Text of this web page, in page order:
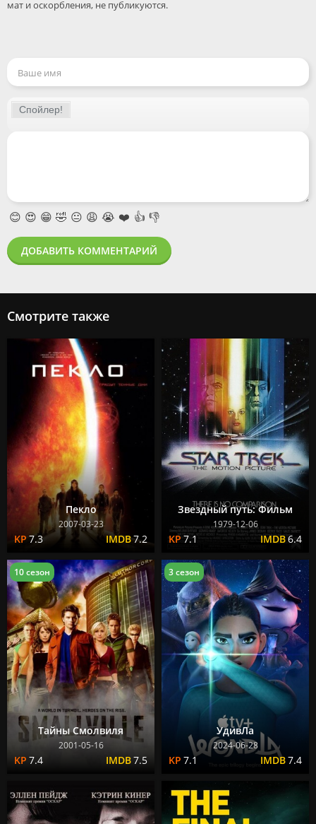
😊 😍 😁 🤣 😐 😩 😭 ❤️ 👍 👎
ДОБАВИТЬ КОММЕНТАРИЙ
Смотрите также
Пекло
2007-03-23
7.3 7.2
Звездный путь: Фильм
1979-12-06
7.1 6.4
Тайны Смолвиля
2001-05-16
7.4 7.5
10 сезон
УдивЛа
2024-06-28
7.1 7.4
3 сезон